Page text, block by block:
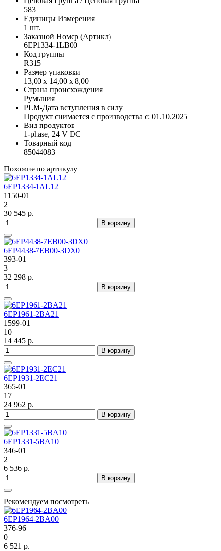
583
Единицы Измерения
1 шт.
Заказной Номер (Артикл)
6EP1334-1LB00
Код группы
R315
Размер упаковки
13,00 x 14,00 x 8,00
Страна происхождения
Румыния
PLM-Дата вступления в силу
Продукт снимается с производства с: 01.10.2025
Вид продуктов
1-phase, 24 V DC
Товарный код
85044083
Похожие по артикулу
6EP1334-1AL12
1150-01
2
30 545 р.
В корзину
6EP4438-7EB00-3DX0
393-01
3
32 298 р.
В корзину
6EP1961-2BA21
1599-01
10
14 445 р.
В корзину
6EP1931-2EC21
365-01
17
24 962 р.
В корзину
6EP1331-5BA10
346-01
2
6 536 р.
В корзину
Рекомендуем посмотреть
6EP1964-2BA00
376-96
0
6 521 р.